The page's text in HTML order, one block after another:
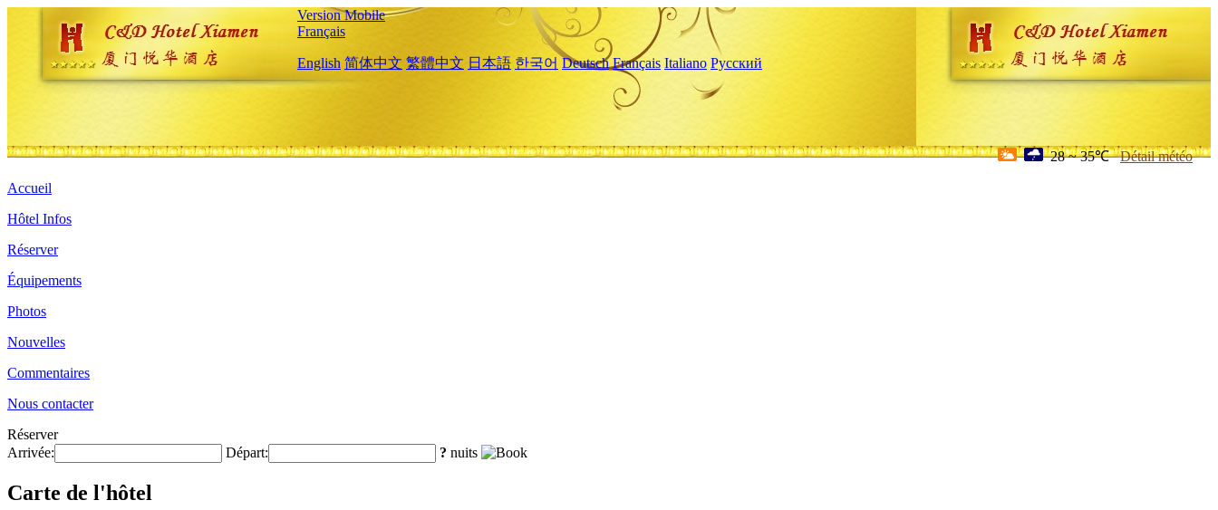
Version Mobile
Français
English 简体中文 繁體中文 日本語 한국어 Deutsch Français Italiano Русский
28 ~ 35℃ Détail météo
Accueil
Hôtel Infos
Réserver
Équipements
Photos
Nouvelles
Commentaires
Nous contacter
Réserver
Arrivée:
Départ: ? nuits
Carte de l'hôtel